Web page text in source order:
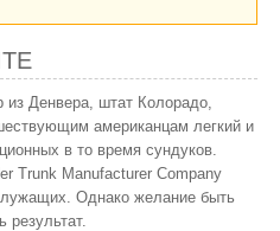
Денвера, штат Колорадо,
американцам легкий и
в то время сундуков.
Trunk Manufacturer Company
Однако желание быть
результат.